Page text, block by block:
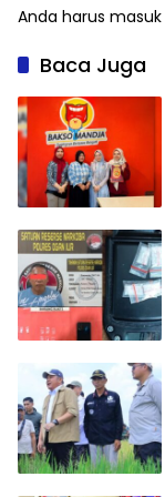
Anda harus masuk
Baca Juga